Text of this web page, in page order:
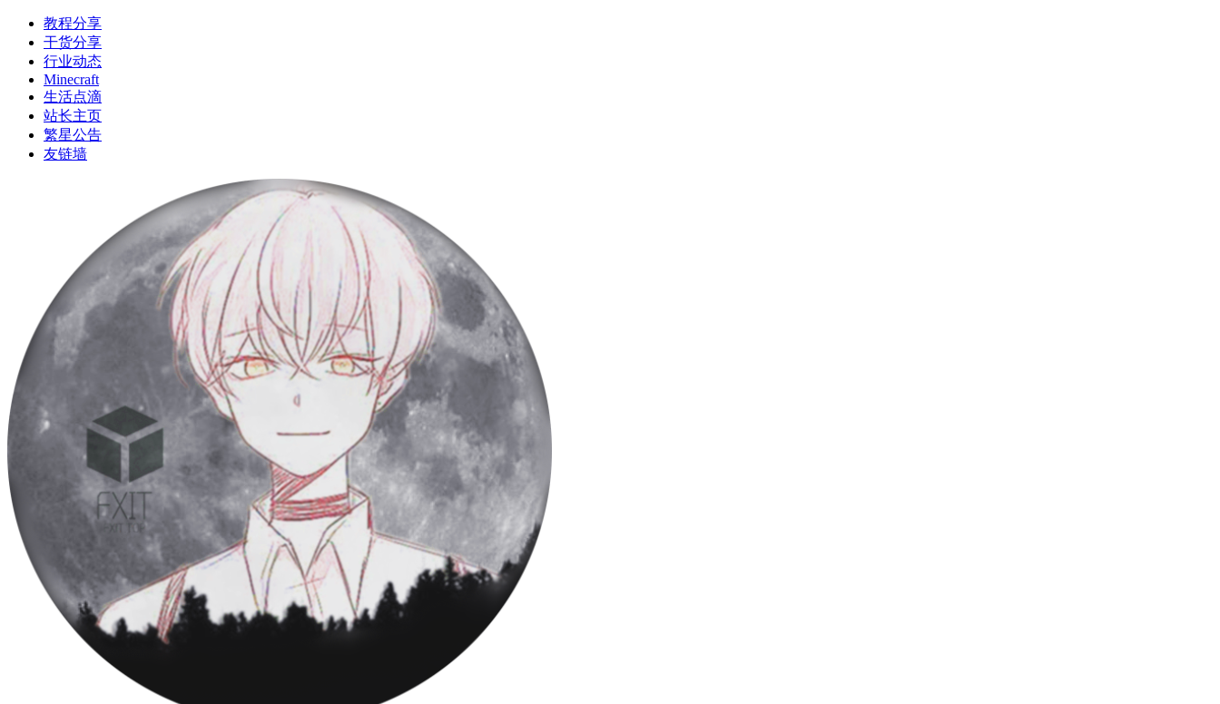
教程分享
干货分享
行业动态
Minecraft
生活点滴
站长主页
繁星公告
友链墙